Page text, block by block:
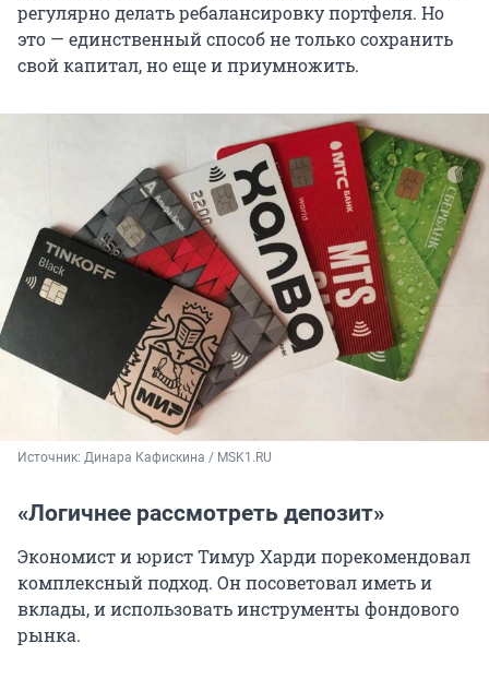
регулярно делать ребалансировку портфеля. Но
это — единственный способ не только сохранить
свой капитал, но еще и приумножить.
Источник: Динара Кафискина / MSK1.RU
«Логичнее рассмотреть депозит»
Экономист и юрист Тимур Харди порекомендовал
комплексный подход. Он посоветовал иметь и
вклады, и использовать инструменты фондового
рынка.